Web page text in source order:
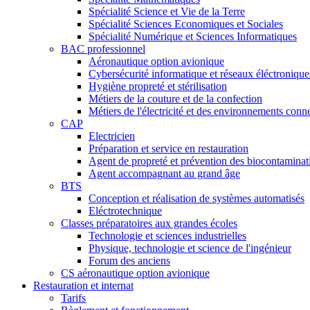
Spécialité Science et Vie de la Terre
Spécialité Sciences Economiques et Sociales
Spécialité Numérique et Sciences Informatiques
BAC professionnel
Aéronautique option avionique
Cybersécurité informatique et réseaux
Hygiène propreté et stérilisation
Métiers de la couture et de la confection
Métiers de l'électricité et des environnements
CAP
Electricien
Préparation et service en restauration
Agent de propreté et prévention des
Agent accompagnant au grand âge
BTS
Conception et réalisation de systèmes automatisés
Eléctrotechnique
Classes préparatoires aux grandes écoles
Technologie et sciences industrielles
Physique, technologie et science de l'ingénieur
Forum des anciens
CS aéronautique option avionique
Restauration et internat
Tarifs